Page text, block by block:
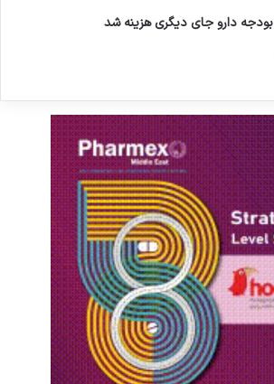
بودجه دارو جای دیگری هزینه شد